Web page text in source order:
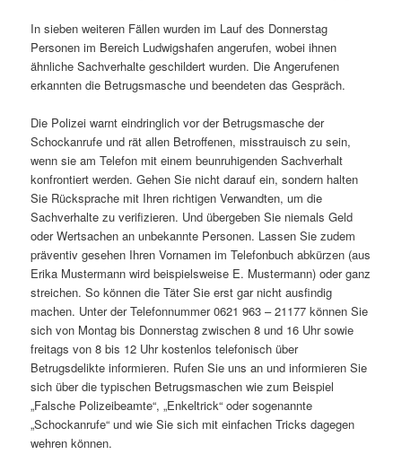
In sieben weiteren Fällen wurden im Lauf des Donnerstag
Personen im Bereich Ludwigshafen angerufen, wobei ihnen
ähnliche Sachverhalte geschildert wurden. Die Angerufenen
erkannten die Betrugsmasche und beendeten das Gespräch.
Die Polizei warnt eindringlich vor der Betrugsmasche der
Schockanrufe und rät allen Betroffenen, misstrauisch zu sein,
wenn sie am Telefon mit einem beunruhigenden Sachverhalt
konfrontiert werden. Gehen Sie nicht darauf ein, sondern halten
Sie Rücksprache mit Ihren richtigen Verwandten, um die
Sachverhalte zu verifizieren. Und übergeben Sie niemals Geld
oder Wertsachen an unbekannte Personen. Lassen Sie zudem
präventiv gesehen Ihren Vornamen im Telefonbuch abkürzen (aus
Erika Mustermann wird beispielsweise E. Mustermann) oder ganz
streichen. So können die Täter Sie erst gar nicht ausfindig
machen. Unter der Telefonnummer 0621 963 – 21177 können Sie
sich von Montag bis Donnerstag zwischen 8 und 16 Uhr sowie
freitags von 8 bis 12 Uhr kostenlos telefonisch über
Betrugsdelikte informieren. Rufen Sie uns an und informieren Sie
sich über die typischen Betrugsmaschen wie zum Beispiel
„Falsche Polizeibeamte“, „Enkeltrick“ oder sogenannte
„Schockanrufe“ und wie Sie sich mit einfachen Tricks dagegen
wehren können.